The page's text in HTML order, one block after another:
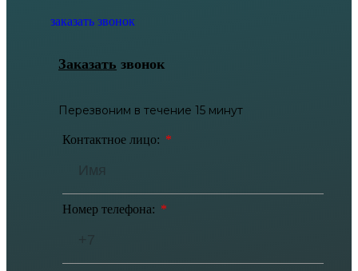
заказать звонок
Контактное лицо:
Номер телефона:
Перезвоним в течение 15 минут
Заказать звонок